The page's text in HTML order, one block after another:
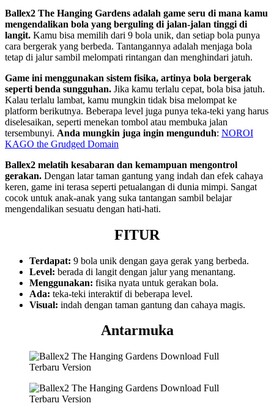
Ballex2 The Hanging Gardens adalah game seru di mana kamu
mengendalikan bola yang berguling di jalan-jalan tinggi di
langit. Kamu bisa memilih dari 9 bola unik, dan setiap bola punya
cara bergerak yang berbeda. Tantangannya adalah menjaga bola
tetap di jalur sambil melompati rintangan dan menghindari jatuh.
Game ini menggunakan sistem fisika, artinya bola bergerak
seperti benda sungguhan. Jika kamu terlalu cepat, bola bisa jatuh.
Kalau terlalu lambat, kamu mungkin tidak bisa melompat ke
platform berikutnya. Beberapa level juga punya teka-teki yang harus
diselesaikan, seperti menekan tombol atau membuka jalan
tersembunyi. Anda mungkin juga ingin mengunduh: NOROI
KAGO the Grudged Domain
Ballex2 melatih kesabaran dan kemampuan mengontrol
gerakan. Dengan latar taman gantung yang indah dan efek cahaya
keren, game ini terasa seperti petualangan di dunia mimpi. Sangat
cocok untuk anak-anak yang suka tantangan sambil belajar
mengendalikan sesuatu dengan hati-hati.
FITUR
Terdapat: 9 bola unik dengan gaya gerak yang berbeda.
Level: berada di langit dengan jalur yang menantang.
Menggunakan: fisika nyata untuk gerakan bola.
Ada: teka-teki interaktif di beberapa level.
Visual: indah dengan taman gantung dan cahaya magis.
Antarmuka